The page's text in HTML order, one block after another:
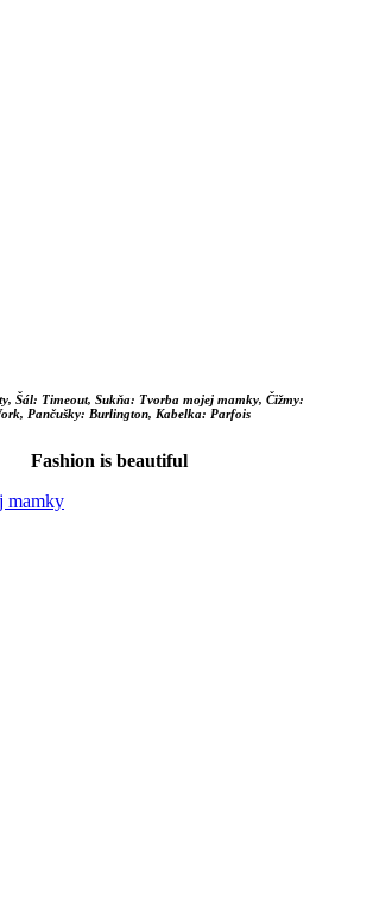
Šál: Timeout, Sukňa: Tvorba mojej mamky, Čižmy:
Pančušky: Burlington, Kabelka: Parfois
Fashion is beautiful
mamky